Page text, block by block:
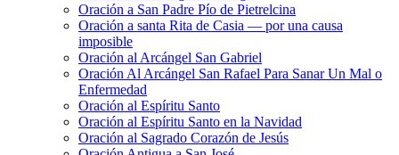
Oración a San Padre Pío de Pietrelcina
Oración a santa Rita de Casia — por una causa
imposible
Oración al Arcángel San Gabriel
Oración Al Arcángel San Rafael Para Sanar Un Mal o
Enfermedad
Oración al Espíritu Santo
Oración al Espíritu Santo en la Navidad
Oración al Sagrado Corazón de Jesús